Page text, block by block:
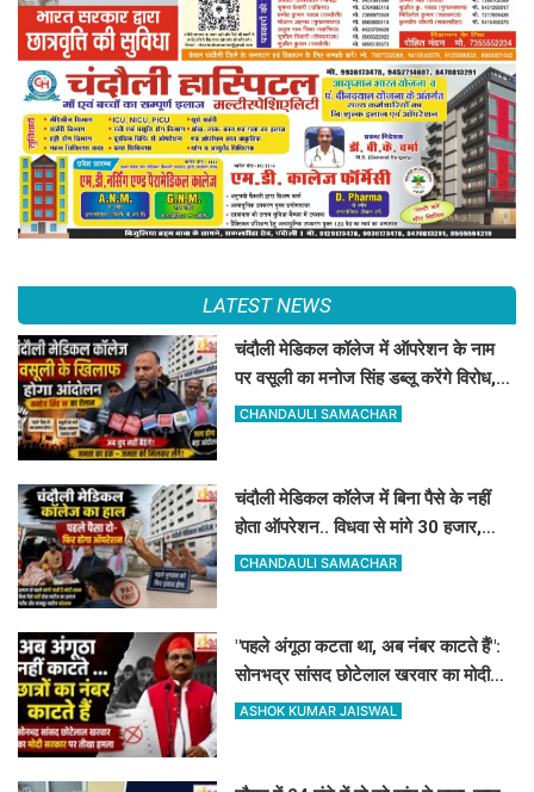
LATEST NEWS
चंदौली मेडिकल कॉलेज में ऑपरेशन के नाम
पर वसूली का मनोज सिंह डब्लू करेंगे विरोध,
सोमवार को देंगे धरना
CHANDAULI SAMACHAR
चंदौली मेडिकल कॉलेज में बिना पैसे के नहीं
होता ऑपरेशन.. विधवा से मांगे 30 हजार,
DM-प्रिंसिपल-पूर्व विधायक की पैरवी फेल
CHANDAULI SAMACHAR
"पहले अंगूठा कटता था, अब नंबर काटते हैं":
सोनभद्र सांसद छोटेलाल खरवार का मोदी
सरकार पर तीखा हमला
ASHOK KUMAR JAISWAL